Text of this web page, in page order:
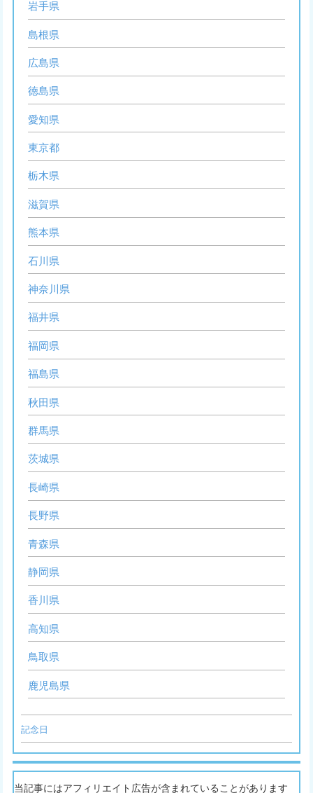
岩手県
島根県
広島県
徳島県
愛知県
東京都
栃木県
滋賀県
熊本県
石川県
神奈川県
福井県
福岡県
福島県
秋田県
群馬県
茨城県
長崎県
長野県
青森県
静岡県
香川県
高知県
鳥取県
鹿児島県
記念日
当記事にはアフィリエイト広告が含まれていることがあります